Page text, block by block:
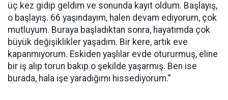
üç kez gidip geldim ve sonunda kayıt oldum. Başlayış,
o başlayış. 66 yaşındayım, halen devam ediyorum, çok
mutluyum. Buraya başladıktan sonra, hayatımda çok
büyük değişiklikler yaşadım. Bir kere, artık eve
kapanmıyorum. Eskiden yaşlılar evde otururmuş, eline
bir iş alıp torun bakıp o şekilde yaşarmış. Ben ise
burada, hala işe yaradığımı hissediyorum.”